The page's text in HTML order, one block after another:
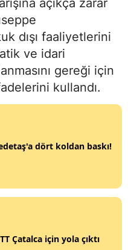
açıkça zarar
dışı faaliyetlerini
ve idari
gereği için
kullandı.
dört koldan baskı!
Çatalca için yola çıktı